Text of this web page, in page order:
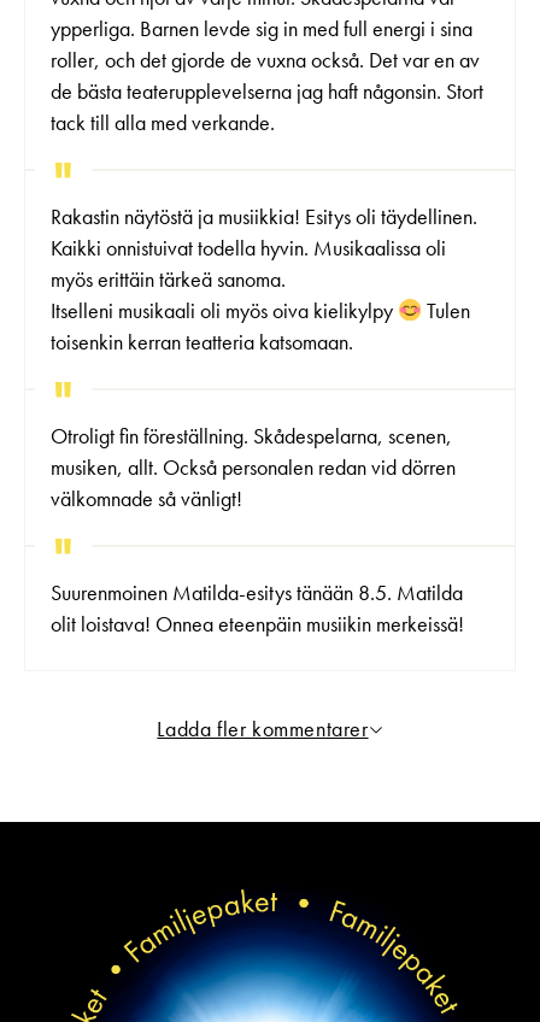
ypperliga. Barnen levde sig in med full energi i sina
roller, och det gjorde de vuxna också. Det var en av
de bästa teaterupplevelserna jag haft någonsin. Stort
tack till alla med verkande.
Rakastin näytöstä ja musiikkia! Esitys oli täydellinen.
Kaikki onnistuivat todella hyvin. Musikaalissa oli
myös erittäin tärkeä sanoma.
Itselleni musikaali oli myös oiva kielikylpy
Tulen
toisenkin kerran teatteria katsomaan.
Otroligt fin föreställning. Skådespelarna, scenen,
musiken, allt. Också personalen redan vid dörren
välkomnade så vänligt!
Suurenmoinen Matilda-esitys tänään 8.5. Matilda
olit loistava! Onnea eteenpäin musiikin merkeissä!
Ladda fler kommentarer